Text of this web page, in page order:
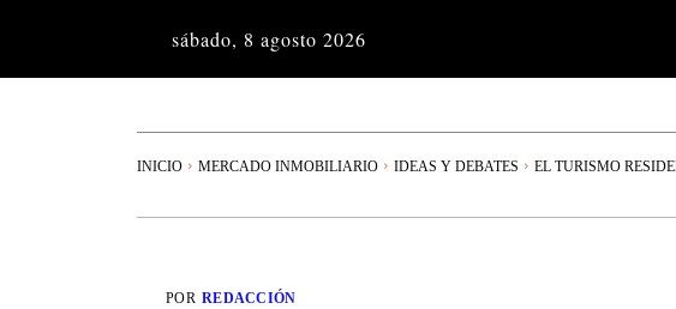
sábado, 8 agosto 2026
INICIO MERCADO INMOBILIARIO IDEAS Y DEBATES EL TURISMO
POR REDACCIÓN